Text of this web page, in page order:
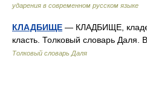
ударения в современном русском языке
КЛАДБИЩЕ — КЛАДБИЩЕ,
класть. Толковый словарь
Толковый словарь Даля